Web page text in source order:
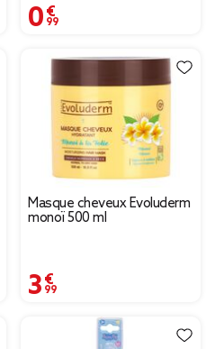
0,99 €
Masque cheveux Evoluderm
monoï 500 ml
3,99 €